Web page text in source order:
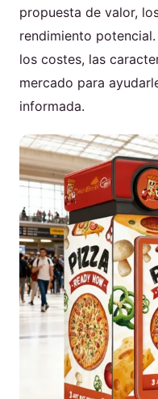
propuesta de valor,
rendimiento
los costes, las
mercado para
informada.